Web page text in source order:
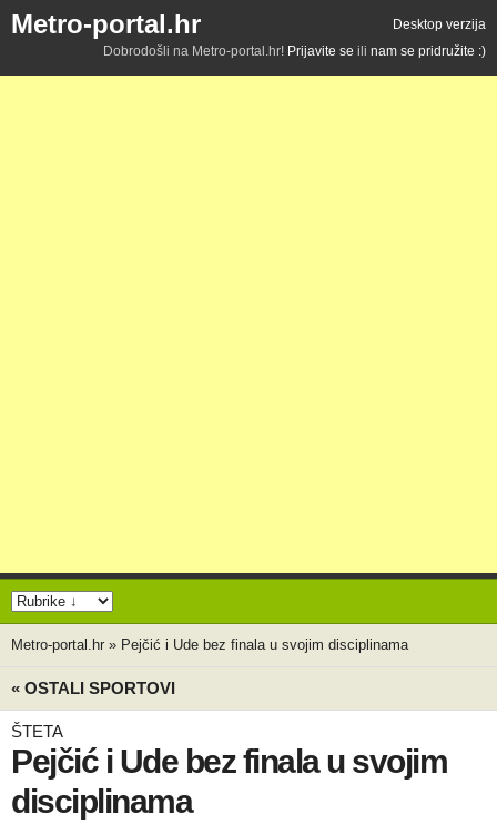
Metro-portal.hr
Desktop verzija
Dobrodošli na Metro-portal.hr! Prijavite se ili nam se pridružite :)
Metro-portal.hr » Pejčić i Ude bez finala u svojim disciplinama
« OSTALI SPORTOVI
ŠTETA
Pejčić i Ude bez finala u svojim
disciplinama